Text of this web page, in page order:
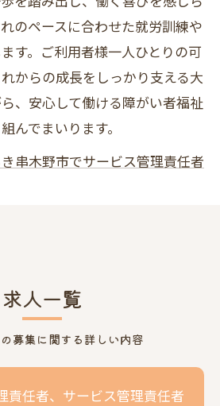
のペースに合わせた就労訓練や
す。ご利用者様一人ひとりの可
からの成長をしっかり支える大
、安心して働ける障がい者福祉
んでまいります。
串木野市でサービス管理責任者
募集に関する詳しい内容
求人一覧
責任者、サービス管理責任者